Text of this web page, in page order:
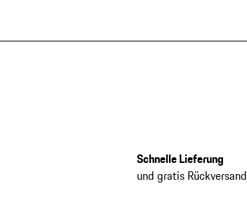
Schnelle Lieferung
und gratis Rückversand